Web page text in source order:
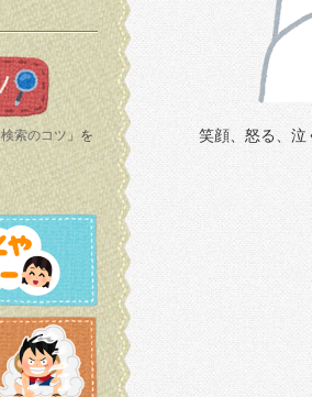
検索のコツ 」を
笑顔、怒る、泣